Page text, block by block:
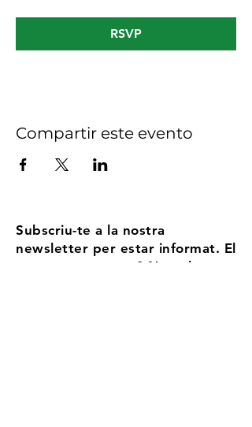
RSVP
Compartir este evento
Subscriu-te a la nostra
newsletter per estar informat. El
nostre compromís? No volem